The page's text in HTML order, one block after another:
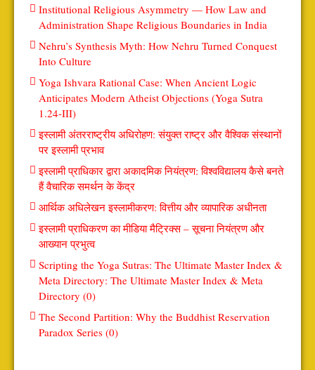
Institutional Religious Asymmetry — How Law and
Administration Shape Religious Boundaries in India
Nehru’s Synthesis Myth: How Nehru Turned Conquest
Into Culture
Yoga Ishvara Rational Case: When Ancient Logic
Anticipates Modern Atheist Objections (Yoga Sutra
1.24-III)
इस्लामी अंतरराष्ट्रीय अधिरोहण: संयुक्त राष्ट्र और वैश्विक संस्थानों
पर इस्लामी प्रभाव
इस्लामी प्राधिकार द्वारा अकादमिक नियंत्रण: विश्वविद्यालय कैसे बनते
हैं वैचारिक समर्थन के केंद्र
आर्थिक अधिलेखन इस्लामीकरण: वित्तीय और व्यापारिक अधीनता
इस्लामी प्राधिकरण का मीडिया मैट्रिक्स – सूचना नियंत्रण और
आख्यान प्रभुत्व
Scripting the Yoga Sutras: The Ultimate Master Index &
Meta Directory: The Ultimate Master Index & Meta
Directory (0)
The Second Partition: Why the Buddhist Reservation
Paradox Series (0)